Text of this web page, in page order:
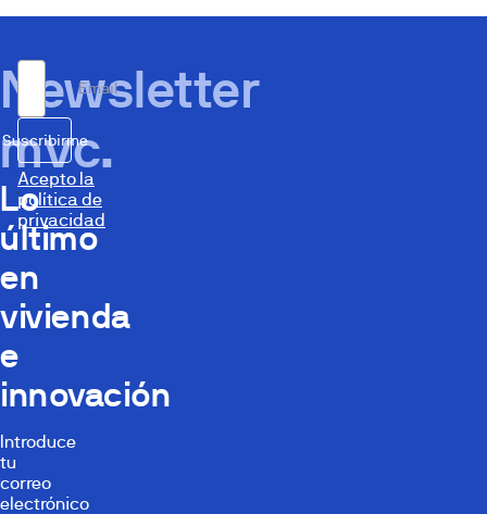
Newsletter
mvc.
Lo
último
en
vivienda
e
innovación
Introduce
tu
correo
electrónico
Email
Suscribirme
Acepto la
política de
privacidad